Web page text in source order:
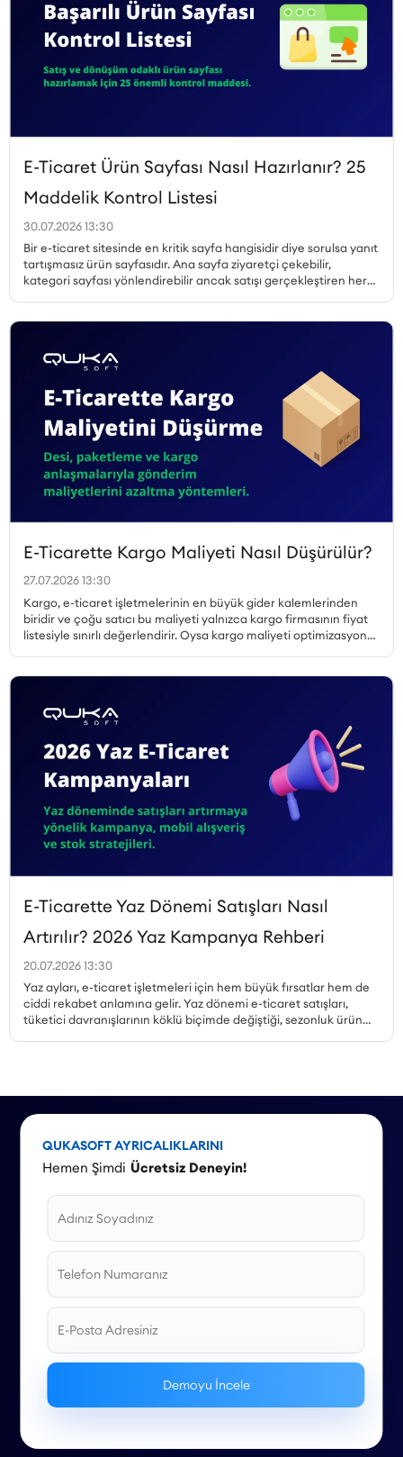
başlayan avantajlı komisyon oranlarından yararlanabilir.
İşletmeler, nakit akışlarına uygun blokaj süresini seçerek online
ödemelerini avantajlı oranlarla almaya başlayabilir.
E-Ticaret Ürün Sayfası Nasıl Hazırlanır? 25
Maddelik Kontrol Listesi
30.07.2026 13:30
Bir e-ticaret sitesinde en kritik sayfa hangisidir diye sorulsa yanıt
tartışmasız ürün sayfasıdır. Ana sayfa ziyaretçi çekebilir,
kategori sayfası yönlendirebilir ancak satışı gerçekleştiren her
unsuru 25 maddelik kontrol listesiyle ele alıyoruz.
E-Ticarette Kargo Maliyeti Nasıl Düşürülür?
27.07.2026 13:30
Kargo, e-ticaret işletmelerinin en büyük gider kalemlerinden
biridir ve çoğu satıcı bu maliyeti yalnızca kargo firmasının fiyat
listesiyle sınırlı değerlendirir. Oysa kargo maliyeti optimizasyonu
ticarette kargo maliyetini düşürmenin tüm yollarını kapsamlı
E-Ticarette Yaz Dönemi Satışları Nasıl
Artırılır? 2026 Yaz Kampanya Rehberi
20.07.2026 13:30
Yaz ayları, e-ticaret işletmeleri için hem büyük fırsatlar hem de
ciddi rekabet anlamına gelir. Yaz dönemi e-ticaret satışları,
tüketici davranışlarının köklü biçimde değiştiği, sezonluk ürün
Haziran, Temmuz ve Ağustos aylarına özel kampanya örnekleri
ve stratejilerle 2026 yaz sezonu için kapsamlı bir rehber
QUKASOFT AYRICALIKLARINI
Hemen Şimdi Ücretsiz Deneyin!